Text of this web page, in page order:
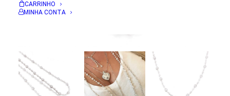
CARRINHO
MINHA CONTA